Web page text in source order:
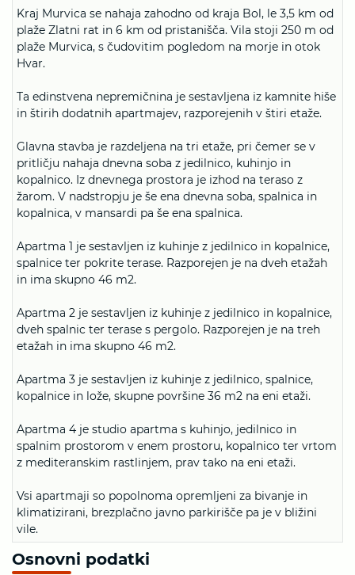
Kraj Murvica se nahaja zahodno od kraja Bol, le 3,5 km od
plaže Zlatni rat in 6 km od pristanišča. Vila stoji 250 m od
plaže Murvica, s čudovitim pogledom na morje in otok
Hvar.
Ta edinstvena nepremičnina je sestavljena iz kamnite hiše
in štirih dodatnih apartmajev, razporejenih v štiri etaže.
Glavna stavba je razdeljena na tri etaže, pri čemer se v
pritličju nahaja dnevna soba z jedilnico, kuhinjo in
kopalnico. Iz dnevnega prostora je izhod na teraso z
žarom. V nadstropju je še ena dnevna soba, spalnica in
kopalnica, v mansardi pa še ena spalnica.
Apartma 1 je sestavljen iz kuhinje z jedilnico in kopalnice,
spalnice ter pokrite terase. Razporejen je na dveh etažah
in ima skupno 46 m2.
Apartma 2 je sestavljen iz kuhinje z jedilnico in kopalnice,
dveh spalnic ter terase s pergolo. Razporejen je na treh
etažah in ima skupno 46 m2.
Apartma 3 je sestavljen iz kuhinje z jedilnico, spalnice,
kopalnice in lože, skupne površine 36 m2 na eni etaži.
Apartma 4 je studio apartma s kuhinjo, jedilnico in
spalnim prostorom v enem prostoru, kopalnico ter vrtom
z mediteranskim rastlinjem, prav tako na eni etaži.
Vsi apartmaji so popolnoma opremljeni za bivanje in
klimatizirani, brezplačno javno parkirišče pa je v bližini
vile.
Osnovni podatki